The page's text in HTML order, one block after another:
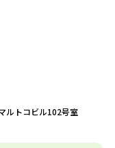
ルトコビル102号室